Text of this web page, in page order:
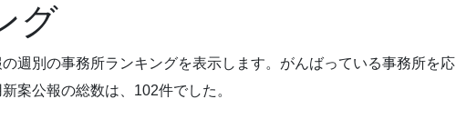
グ
週別の事務所ランキングを表示します。がんばっている事務所を応
案公報の総数は、102件でした。